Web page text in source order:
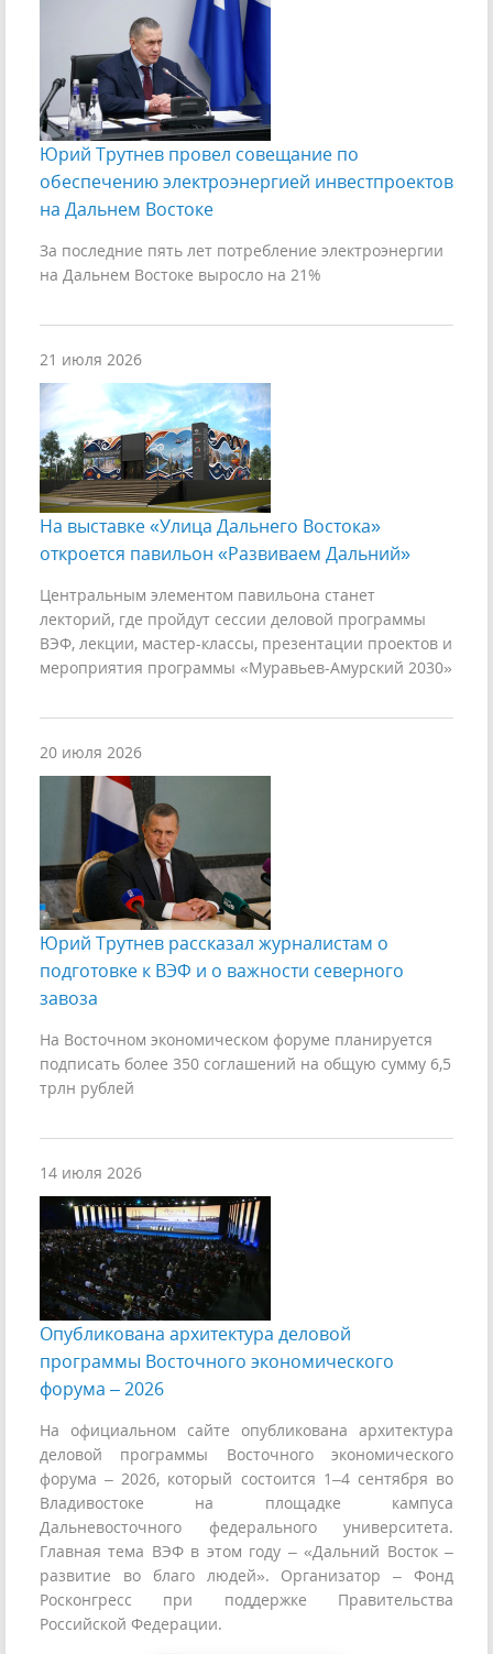
Юрий Трутнев провел совещание по
обеспечению электроэнергией инвестпроектов
на Дальнем Востоке
За последние пять лет потребление электроэнергии
на Дальнем Востоке выросло на 21%
21 июля 2026
На выставке «Улица Дальнего Востока»
откроется павильон «Развиваем Дальний»
Центральным элементом павильона станет
лекторий, где пройдут сессии деловой программы
ВЭФ, лекции, мастер-классы, презентации проектов и
мероприятия программы «Муравьев-Амурский 2030»
20 июля 2026
Юрий Трутнев рассказал журналистам о
подготовке к ВЭФ и о важности северного
завоза
На Восточном экономическом форуме планируется
подписать более 350 соглашений на общую сумму 6,5
трлн рублей
14 июля 2026
Опубликована архитектура деловой
программы Восточного экономического
форума – 2026
На официальном сайте опубликована архитектура
деловой программы Восточного экономического
форума – 2026, который состоится 1–4 сентября во
Владивостоке на площадке кампуса
Дальневосточного федерального университета.
Главная тема ВЭФ в этом году – «Дальний Восток –
развитие во благо людей». Организатор – Фонд
Росконгресс при поддержке Правительства
Российской Федерации.